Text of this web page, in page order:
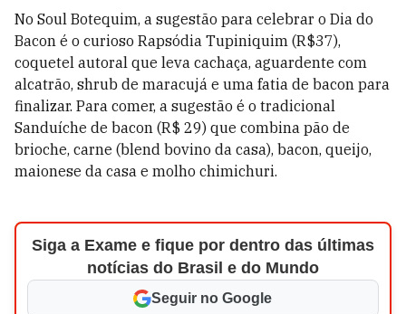
No Soul Botequim, a sugestão para celebrar o Dia do
Bacon é o curioso Rapsódia Tupiniquim (R$37),
coquetel autoral que leva cachaça, aguardente com
alcatrão, shrub de maracujá e uma fatia de bacon para
finalizar. Para comer, a sugestão é o tradicional
Sanduíche de bacon (R$ 29) que combina pão de
brioche, carne (blend bovino da casa), bacon, queijo,
maionese da casa e molho chimichuri.
Siga a Exame e fique por dentro das últimas
notícias do Brasil e do Mundo
Seguir no Google